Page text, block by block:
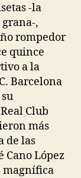
-la
,
rompedor
quince
a la
Barcelona
Club
más
de las
Cano López
magnífica